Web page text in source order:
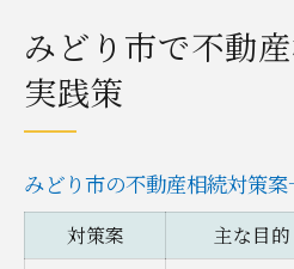
登記義務化時代に遅れな
登記義務化と不動産
義務化時代に求めら
不動産相続をスムー
の登記が鍵
みどり市で不動
実践策
みどり市の不動産相続対策
対策案 主な目的